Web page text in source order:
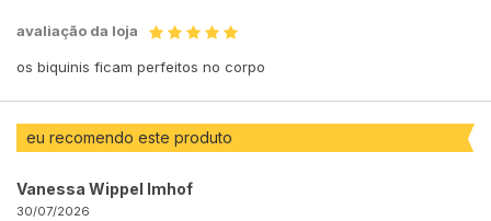
avaliação da loja
os biquinis ficam perfeitos no corpo
eu recomendo este produto
Vanessa Wippel Imhof
30/07/2026